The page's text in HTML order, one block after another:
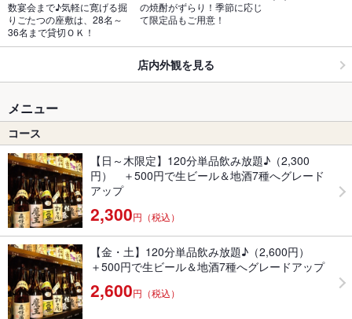
数宴会まで♪気軽に寛げる掘
りごたつの座敷は、28名～
36名まで貸切ＯＫ！
の焼酎がずらり！季節に応じ
て限定品もご用意！
店内外観を見る
メニュー
コース
【日～木限定】120分単品飲み放題♪（2,300
円） ＋500円で生ビール＆地酒7種へグレード
アップ
2,300円（税込）
【金・土】120分単品飲み放題♪（2,600円）
＋500円で生ビール＆地酒7種へグレードアップ
2,600円（税込）